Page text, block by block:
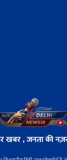
खबर , जनता की